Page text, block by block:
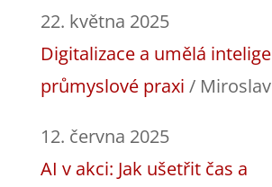
22. května 2025
Digitalizace a umělá
průmyslové praxi /
12. června 2025
AI v akci: Jak ušetřit čas a